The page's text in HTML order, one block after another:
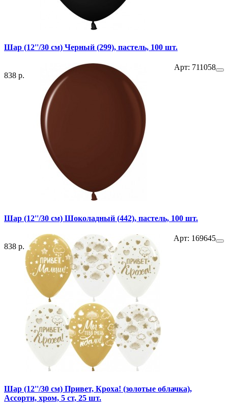
Шар (12''/30 см) Черный (299), пастель, 100 шт.
838 р.
Арт: 711058
Шар (12''/30 см) Шоколадный (442), пастель, 100 шт.
838 р.
Арт: 169645
Шар (12''/30 см) Привет, Кроха! (золотые облачка),
Ассорти, хром, 5 ст, 25 шт.